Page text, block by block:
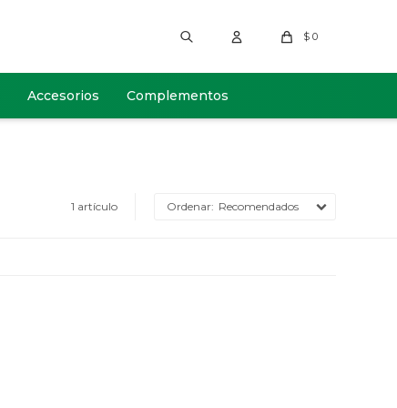
Accesorios Complementos
$ 0
1 artículo Recomendados